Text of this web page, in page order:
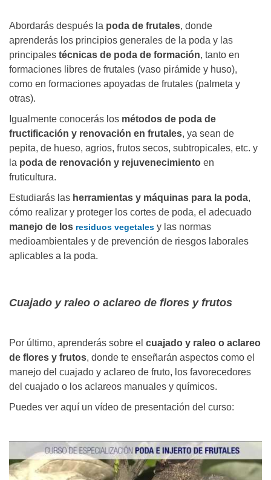
Abordarás después la poda de frutales, donde
aprenderás los principios generales de la poda y las
principales técnicas de poda de formación, tanto en
formaciones libres de frutales (vaso pirámide y huso),
como en formaciones apoyadas de frutales (palmeta y
otras).
Igualmente conocerás los métodos de poda de
fructificación y renovación en frutales, ya sean de
pepita, de hueso, agrios, frutos secos, subtropicales, etc. y
la poda de renovación y rejuvenecimiento en
fruticultura.
Estudiarás las herramientas y máquinas para la poda,
cómo realizar y proteger los cortes de poda, el adecuado
manejo de los residuos vegetales y las normas
medioambientales y de prevención de riesgos laborales
aplicables a la poda.
Cuajado y raleo o aclareo de flores y frutos
Por último, aprenderás sobre el cuajado y raleo o aclareo
de flores y frutos, donde te enseñarán aspectos como el
manejo del cuajado y aclareo de fruto, los favorecedores
del cuajado o los aclareos manuales y químicos.
Puedes ver aquí un vídeo de presentación del curso: